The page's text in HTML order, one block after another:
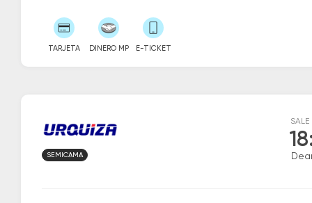
TARJETA DINERO MP E-TICKET
SALE
SEMICAMA